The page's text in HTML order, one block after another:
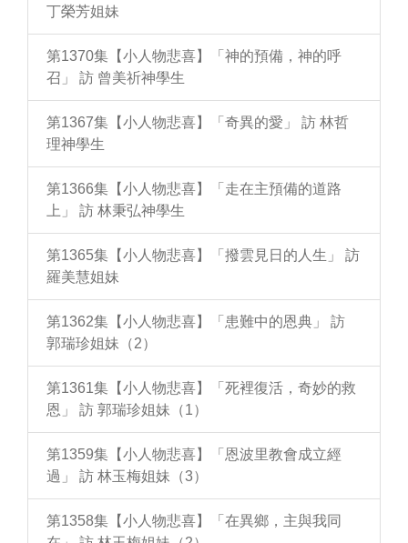
丁榮芳姐妹
第1370集【小人物悲喜】「神的預備，神的呼
召」 訪 曾美祈神學生
第1367集【小人物悲喜】「奇異的愛」 訪 林哲
理神學生
第1366集【小人物悲喜】「走在主預備的道路
上」 訪 林秉弘神學生
第1365集【小人物悲喜】「撥雲見日的人生」 訪
羅美慧姐妹
第1362集【小人物悲喜】「患難中的恩典」 訪
郭瑞珍姐妹（2）
第1361集【小人物悲喜】「死裡復活，奇妙的救
恩」 訪 郭瑞珍姐妹（1）
第1359集【小人物悲喜】「恩波里教會成立經
過」 訪 林玉梅姐妹（3）
第1358集【小人物悲喜】「在異鄉，主與我同